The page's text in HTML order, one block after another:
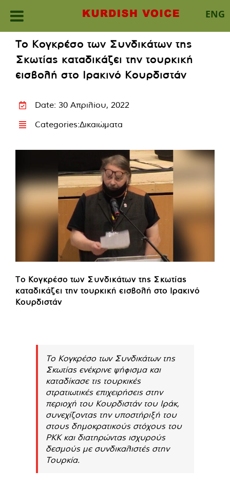
ENG
content
Το Κογκρέσο των Συνδικάτων της
Σκωτίας καταδικάζει την τουρκική
εισβολή στο Ιρακινό Κουρδιστάν
Date: 30 Απριλίου, 2022
Categories:Δικαιώματα
Το Κογκρέσο των Συνδικάτων της Σκωτίας
καταδικάζει την τουρκική εισβολή στο Ιρακινό
Κουρδιστάν
Το Κογκρέσο των Συνδικάτων της
Σκωτίας ενέκρινε ψήφισμα και
καταδίκασε τις τουρκικές
στρατιωτικές επιχειρήσεις στην
περιοχή του Κουρδιστάν του Ιράκ,
συνεχίζοντας την υποστήριξή του
στους δημοκρατικούς στόχους του
PKK και διατηρώντας ισχυρούς
δεσμούς με συνδικαλιστές στην
Τουρκία.